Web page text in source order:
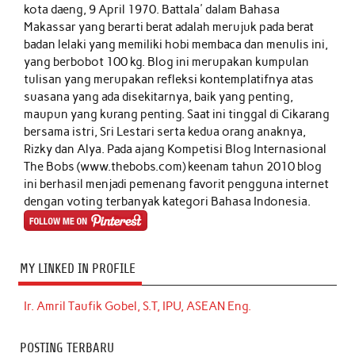
kota daeng, 9 April 1970. Battala' dalam Bahasa
Makassar yang berarti berat adalah merujuk pada berat
badan lelaki yang memiliki hobi membaca dan menulis ini,
yang berbobot 100 kg. Blog ini merupakan kumpulan
tulisan yang merupakan refleksi kontemplatifnya atas
suasana yang ada disekitarnya, baik yang penting,
maupun yang kurang penting. Saat ini tinggal di Cikarang
bersama istri, Sri Lestari serta kedua orang anaknya,
Rizky dan Alya. Pada ajang Kompetisi Blog Internasional
The Bobs (www.thebobs.com) keenam tahun 2010 blog
ini berhasil menjadi pemenang favorit pengguna internet
dengan voting terbanyak kategori Bahasa Indonesia.
MY LINKED IN PROFILE
Ir. Amril Taufik Gobel, S.T, IPU, ASEAN Eng.
POSTING TERBARU